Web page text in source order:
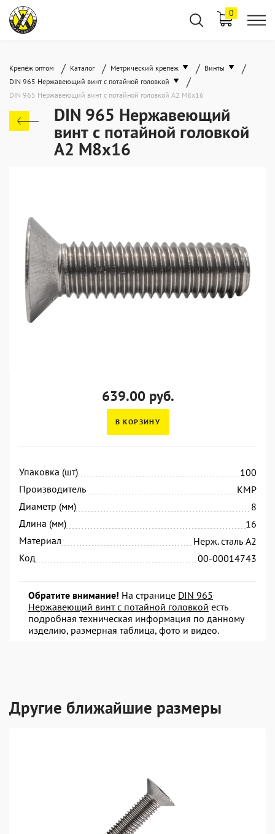
0
Крепёж оптом / Каталог / Метрический крепеж / Винты /
DIN 965 Нержавеющий винт с потайной головкой /
DIN 965 Нержавеющий винт с потайной головкой А2 М8x16
DIN 965 Нержавеющий
винт с потайной головкой
А2 М8x16
639.00 руб.
В КОРЗИНУ
Упаковка (шт)
100
Производитель
KMP
Диаметр (мм)
8
Длина (мм)
16
Материал
Нерж. сталь А2
Код
00-00014743
Обратите внимание! На странице DIN 965
Нержавеющий винт с потайной головкой есть
подробная техническая информация по данному
изделию, размерная таблица, фото и видео.
Другие ближайшие размеры